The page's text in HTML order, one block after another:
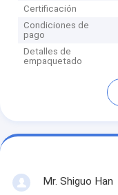
Certificación
Condiciones de
pago
Detalles de
empaquetado
Mr. Shiguo Han